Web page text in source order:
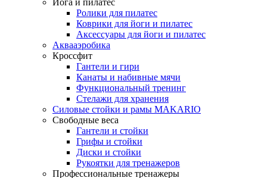
Йога и пилатес
Ролики для пилатес
Коврики для йоги и пилатес
Аксессуары для йоги и пилатес
Аквааэробика
Кроссфит
Гантели и гири
Канаты и набивные мячи
Функциональный тренинг
Стелажи для хранения
Силовые стойки и рамы MAKARIO
Свободные веса
Гантели и стойки
Грифы и стойки
Диски и стойки
Рукоятки для тренажеров
Профессиональные тренажеры